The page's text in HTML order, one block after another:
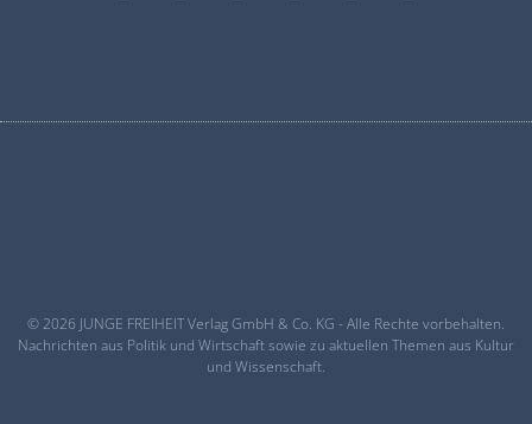
© 2026 JUNGE FREIHEIT Verlag GmbH & Co. KG - Alle Rechte vorbehalten.
Nachrichten aus Politik und Wirtschaft sowie zu aktuellen Themen aus Kultur
und Wissenschaft.